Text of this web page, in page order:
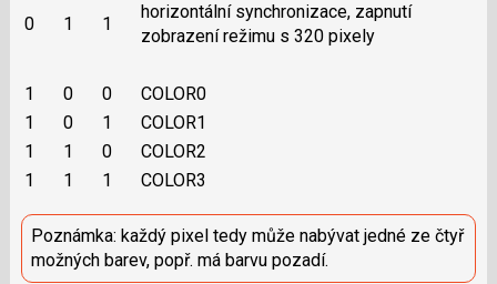
0
1 1
horizontální synchronizace, zapnutí
zobrazení režimu s 320 pixely
1 0 0
COLOR0
1
0 1
COLOR1
1
1 0
COLOR2
1
1 1 COLOR3
Poznámka: každý pixel tedy může nabývat jedné ze čtyř
možných barev, popř. má barvu pozadí.